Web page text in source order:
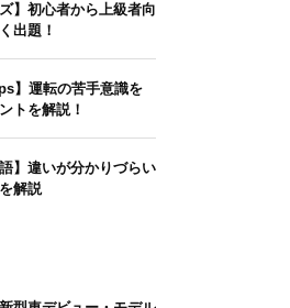
ズ】初心者から上級者向
出題！
】運転の苦手意識を
トを解説！
語】違いが分かりづらい
解説